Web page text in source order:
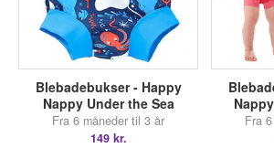
Blebadebukser - Happy
Nappy Under the Sea
Fra 6 måneder til 3 år
149 kr.
Fra